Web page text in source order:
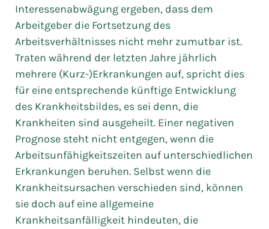
Interessenabwägung ergeben, dass dem
Arbeitgeber die Fortsetzung des
Arbeitsverhältnisses nicht mehr zumutbar ist.
Traten während der letzten Jahre jährlich
mehrere (Kurz-)Erkrankungen auf, spricht dies
für eine entsprechende künftige Entwicklung
des Krankheitsbildes, es sei denn, die
Krankheiten sind ausgeheilt. Einer negativen
Prognose steht nicht entgegen, wenn die
Arbeitsunfähigkeitszeiten auf unterschiedlichen
Erkrankungen beruhen. Selbst wenn die
Krankheitsursachen verschieden sind, können
sie doch auf eine allgemeine
Krankheitsanfälligkeit hindeuten, die